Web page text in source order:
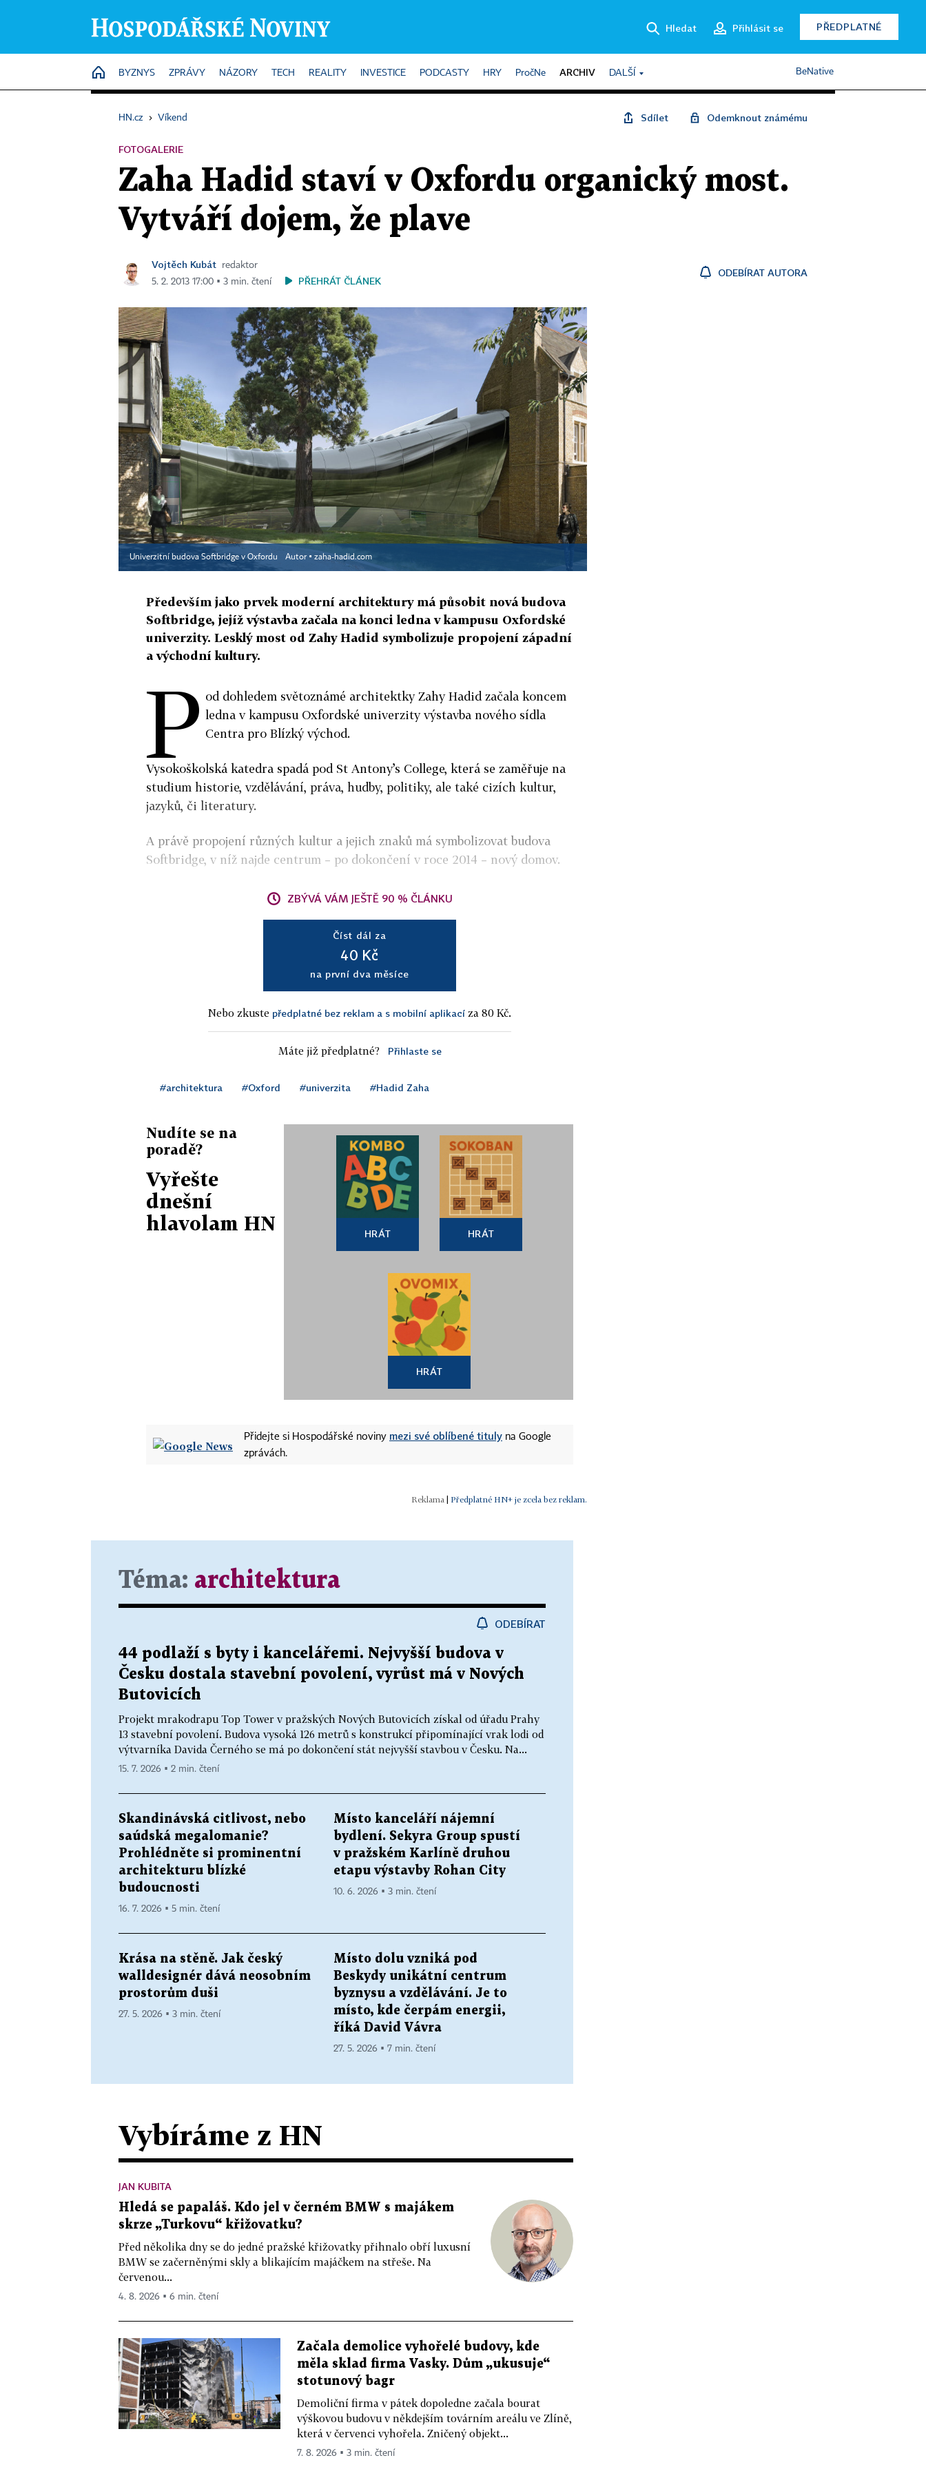
Hledat Přihlásit se PŘEDPLATNÉ
HOME
BYZNYS ZPRÁVY NÁZORY TECH REALITY INVESTICE PODCASTY HRY PročNe ARCHIV DALŠÍ BeNative
HN.cz › Víkend Sdílet Odemknout známému
FOTOGALERIE
Zaha Hadid staví v Oxfordu organický most.
Vytváří dojem, že plave
Vojtěch Kubát
redaktor
5. 2. 2013 17:00 ▪ 3 min. čtení
PŘEHRÁT ČLÁNEK
ODEBÍRAT AUTORA
Univerzitní budova Softbridge v Oxfordu Autor ▪ zaha-hadid.com
Především jako prvek moderní architektury má působit nová budova
Softbridge, jejíž výstavba začala na konci ledna v kampusu Oxfordské
univerzity. Lesklý most od Zahy Hadid symbolizuje propojení západní
a východní kultury.
P od dohledem světoznámé architektky Zahy Hadid začala koncem
ledna v kampusu Oxfordské univerzity výstavba nového sídla
Centra pro Blízký východ.
Vysokoškolská katedra spadá pod St Antony’s College, která se zaměřuje na
studium historie, vzdělávání, práva, hudby, politiky, ale také cizích kultur,
jazyků, či literatury.
A právě propojení různých kultur a jejich znaků má symbolizovat budova
Softbridge, v níž najde centrum – po dokončení v roce 2014 – nový domov.
ZBÝVÁ VÁM JEŠTĚ 90 % ČLÁNKU
Číst dál za
40 Kč
na první dva měsíce
Nebo zkuste předplatné bez reklam a s mobilní aplikací za 80 Kč.
Máte již předplatné? Přihlaste se
#architektura #Oxford #univerzita #Hadid Zaha
Nudíte se na
poradě?
Vyřešte
dnešní
hlavolam HN
HRÁT HRÁT
HRÁT
Přidejte si Hospodářské noviny mezi své oblíbené tituly na Google
zprávách.
| Předplatné HN+ je zcela bez reklam.
Téma: architektura
ODEBÍRAT
44 podlaží s byty i kancelářemi. Nejvyšší budova v
Česku dostala stavební povolení, vyrůst má v Nových
Butovicích
Projekt mrakodrapu Top Tower v pražských Nových Butovicích získal od úřadu Prahy
13 stavební povolení. Budova vysoká 126 metrů s konstrukcí připomínající vrak lodi od
výtvarníka Davida Černého se má po dokončení stát nejvyšší stavbou v Česku. Na...
15. 7. 2026 ▪ 2 min. čtení
Skandinávská citlivost, nebo
saúdská megalomanie?
Prohlédněte si prominentní
architekturu blízké
budoucnosti
16. 7. 2026 ▪ 5 min. čtení
Místo kanceláří nájemní
bydlení. Sekyra Group spustí
v pražském Karlíně druhou
etapu výstavby Rohan City
10. 6. 2026 ▪ 3 min. čtení
Krása na stěně. Jak český
walldesignér dává neosobním
prostorům duši
27. 5. 2026 ▪ 3 min. čtení
Místo dolu vzniká pod
Beskydy unikátní centrum
byznysu a vzdělávání. Je to
místo, kde čerpám energii,
říká David Vávra
27. 5. 2026 ▪ 7 min. čtení
Vybíráme z HN
JAN KUBITA
Hledá se papaláš. Kdo jel v černém BMW s majákem
skrze „Turkovu“ křižovatku?
Před několika dny se do jedné pražské křižovatky přihnalo obří luxusní
BMW se začerněnými skly a blikajícím majáčkem na střeše. Na
červenou...
4. 8. 2026 ▪ 6 min. čtení
Začala demolice vyhořelé budovy, kde
měla sklad firma Vasky. Dům „ukusuje“
stotunový bagr
Demoliční firma v pátek dopoledne začala bourat
výškovou budovu v někdejším továrním areálu ve Zlíně,
která v červenci vyhořela. Zničený objekt...
7. 8. 2026 ▪ 3 min. čtení